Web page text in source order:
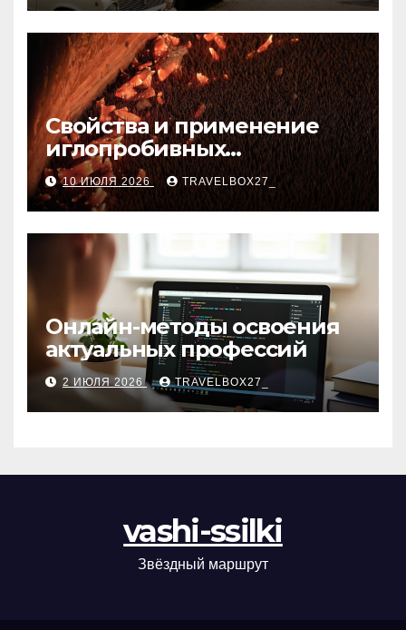
Свойства и применение
иглопробивных
базальтовых огнеупорных
матов
10 ИЮЛЯ 2026 TRAVELBOX27_
Онлайн-методы освоения
актуальных профессий
2 ИЮЛЯ 2026 TRAVELBOX27_
vashi-ssilki
Звёздный маршрут